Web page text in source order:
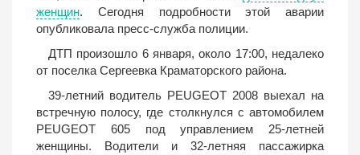
женщин. Сегодня подробности этой аварии
опубликовала пресс-служба полиции.
ДТП произошло 6 января, около 17:00, недалеко
от поселка Сергеевка Краматорского района.
39-летний водитель PEUGEOT 2008 выехал на
встречную полосу, где столкнулся с автомобилем
PEUGEOT 605 под управлением 25-летней
женщины. Водители и 32-летняя пассажирка